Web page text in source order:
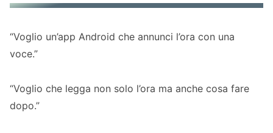
“Voglio un’app Android che annunci l’ora con una
voce.”
“Voglio che legga non solo l’ora ma anche cosa fare
dopo.”